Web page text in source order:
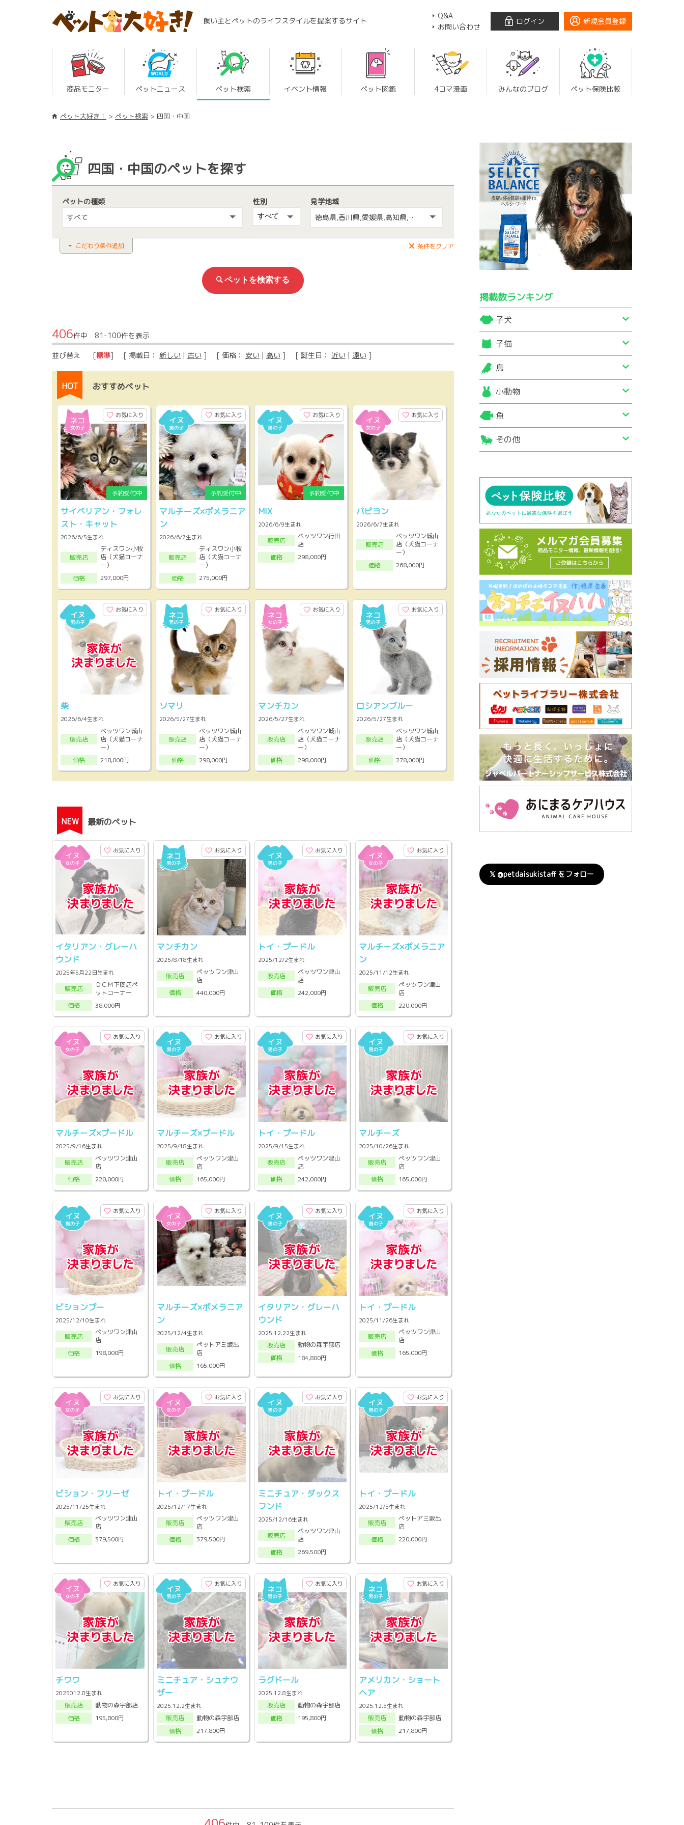
飼い主とペットのライフスタイルを提案するサイト
Q&A
お問い合わせ
ログイン 新規会員登録
商品モニター ペットニュース ペット検索 イベント情報 ペット図鑑 4コマ漫画 みんなのブログ ペット保険比較
ペット大好き！ ペット検索 四国・中国
四国・中国のペットを探す
ペットの種類
すべて
性別
見学地域
徳島県,香川県,愛媛県,高知県,広島県,島根県,山口県,鳥取県,岡山県
こだわり条件追加 条件をクリア
406件中 81-100件を表示
並び替え [標準] [ 掲載日： 新しい | 古い ] [ 価格： 安い | 高い ] [ 誕生日： 近い | 遠い ]
HOT おすすめペット
お気に入り
サイベリアン・フォレ
スト・キャット
2026/6/5生まれ
販売店
ディスワン小牧
店（犬猫コーナ
ー）
価格
297,000円
お気に入り
マルチーズ×ポメラニア
ン
2026/6/7生まれ
販売店
ディスワン小牧
店（犬猫コーナ
ー）
価格
275,000円
お気に入り
MIX
2026/6/9生まれ
販売店
ペッツワン行田
店
価格
298,000円
お気に入り
パピヨン
2026/6/7生まれ
販売店
ペッツワン城山
店（犬猫コーナ
ー）
価格
268,000円
お気に入り
柴
2026/6/4生まれ
販売店
ペッツワン城山
店（犬猫コーナ
ー）
価格
218,000円
お気に入り
ソマリ
2026/5/27生まれ
販売店
ペッツワン城山
店（犬猫コーナ
ー）
価格
298,000円
お気に入り
マンチカン
2026/5/27生まれ
販売店
ペッツワン城山
店（犬猫コーナ
ー）
価格
298,000円
お気に入り
ロシアンブルー
2026/5/27生まれ
販売店
ペッツワン城山
店（犬猫コーナ
ー）
価格
278,000円
NEW 最新のペット
お気に入り
イタリアン・グレーハ
ウンド
2025年5月22日生まれ
販売店
ＤＣＭ下関店ペ
ットコーナー
価格
38,000円
お気に入り
マンチカン
2025/8/18生まれ
販売店
ペッツワン津山
店
価格
440,000円
お気に入り
トイ・プードル
2025/12/2生まれ
販売店
ペッツワン津山
店
価格
242,000円
お気に入り
マルチーズ×ポメラニア
ン
2025/11/12生まれ
販売店
ペッツワン津山
店
価格
220,000円
お気に入り
マルチーズ×プードル
2025/9/16生まれ
販売店
ペッツワン津山
店
価格
220,000円
お気に入り
マルチーズ×プードル
2025/9/18生まれ
販売店
ペッツワン津山
店
価格
165,000円
お気に入り
トイ・プードル
2025/9/15生まれ
販売店
ペッツワン津山
店
価格
242,000円
お気に入り
マルチーズ
2025/10/26生まれ
販売店
ペッツワン津山
店
価格
165,000円
お気に入り
ビションプー
2025/12/10生まれ
販売店
ペッツワン津山
店
価格
198,000円
お気に入り
マルチーズ×ポメラニア
ン
2025/12/4生まれ
販売店
ペットアミ坂出
店
価格
165,000円
お気に入り
イタリアン・グレーハ
ウンド
2025.12.22生まれ
販売店
動物の森宇部店
価格
184,800円
お気に入り
トイ・プードル
2025/11/26生まれ
販売店
ペッツワン津山
店
価格
165,000円
お気に入り
ビション・フリーゼ
2025/11/25生まれ
販売店
ペッツワン津山
店
価格
379,500円
お気に入り
トイ・プードル
2025/12/17生まれ
販売店
ペッツワン津山
店
価格
379,500円
お気に入り
ミニチュア・ダックス
フンド
2025/12/16生まれ
販売店
ペッツワン津山
店
価格
269,500円
お気に入り
トイ・プードル
2025/12/5生まれ
販売店
ペットアミ坂出
店
価格
220,000円
お気に入り
チワワ
2025012.8生まれ
販売店
動物の森宇部店
価格
195,800円
お気に入り
ミニチュア・シュナウ
ザー
2025.12.2生まれ
販売店
動物の森宇部店
価格
217,800円
お気に入り
ラグドール
2025.12.8生まれ
販売店
動物の森宇部店
価格
195,800円
お気に入り
アメリカン・ショート
ヘア
2025.12.5生まれ
販売店
動物の森宇部店
価格
217,800円
掲載数ランキング
子犬
子猫
鳥
小動物
魚
その他
𝕏 @petdaisukistaff をフォロー